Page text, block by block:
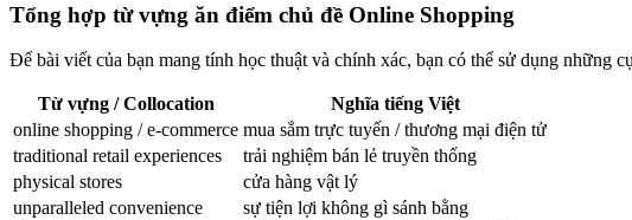
Tổng hợp từ vựng ăn điểm chủ đề Online Shopping
Để bài viết của bạn mang tính học thuật và chính xác, bạn có thể sử dụng những
Từ vựng / Collocation
Nghĩa tiếng Việt
online shopping / e-commerce mua sắm trực tuyến / thương mại điện tử
traditional retail experiences
trải nghiệm bán lẻ truyền thống
physical stores
cửa hàng vật lý
unparalleled convenience
sự tiện lợi không gì sánh bằng